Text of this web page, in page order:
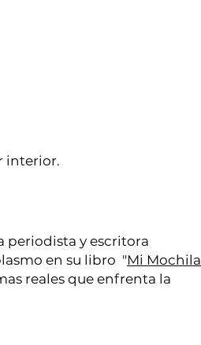
interior.
periodista y escritora
en su libro "Mi Mochila
reales que enfrenta la